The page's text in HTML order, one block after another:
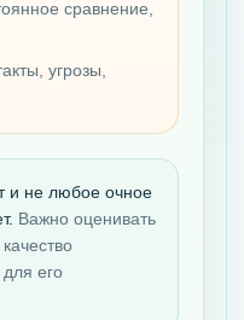
сравнение,
угрозы,
и не любое очное
Важно оценивать
его